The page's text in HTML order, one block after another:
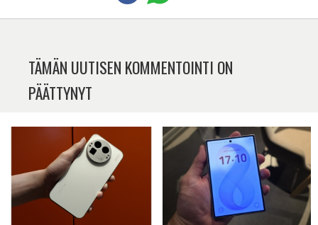
TÄMÄN UUTISEN KOMMENTOINTI ON
PÄÄTTYNYT